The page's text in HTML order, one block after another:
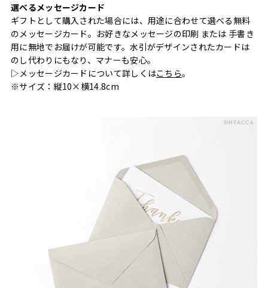
選べるメッセージカード
ギフトとして購入された場合には、用途に合わせて選べる無料
のメッセージカード。お好きなメッセージの印刷 または 手書き
用に無地でお届けが可能です。水引がデザインされたカードは
のし代わりにもなり、マナーも安心。
▷メッセージカードについて詳しくはこちら。
※サイズ：縦10×横14.8cm